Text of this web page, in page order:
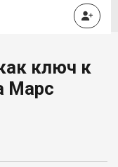
ключ к
Марс